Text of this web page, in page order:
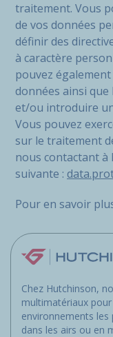
traitement. Vous
de vos données
définir des
à caractère
pouvez
données ainsi
et/ou introduire
Vous pouvez
sur le traitement
nous contactant à
suivante :
Pour en savoir
Chez Hutchinson,
multimatériaux
environnements les
dans les airs ou en